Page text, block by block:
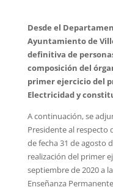
Desde el
Ayuntamiento de
definitiva de
composición del
primer ejercicio del
Electricidad y
A continuación, se
Presidente al respecto
de fecha 31 de agosto
realización del primer
septiembre de 2020 a
Enseñanza